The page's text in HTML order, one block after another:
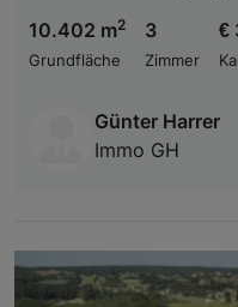
10.402 m2
Grundfläche
3
Zimmer
€
Günter Harrer
Immo GH